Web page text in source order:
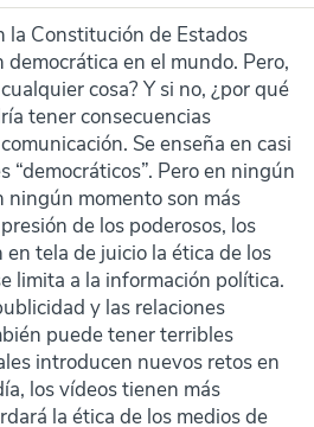
la Constitución de Estados
en el mundo. Pero,
cosa? Y si no, ¿por qué
tener consecuencias
Se enseña en casi
“democráticos”. Pero en ningún
ningún momento son más
de los poderosos, los
tela de juicio la ética de los
limita a la información política.
y las relaciones
puede tener terribles
introducen nuevos retos en
los vídeos tienen más
la ética de los medios de